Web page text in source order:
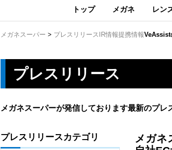
トップ メガネ レン
メガネスーパー > プレスリリース IR情報提携情報VeAssist
プレスリリース
メガネスーパーが発信しております最新のプ
メガネ
プレスリリースカテゴリ